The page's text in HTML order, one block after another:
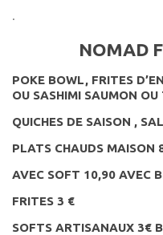
.
NOMAD
POKE BOWL, FRITES
OU SASHIMI SAUMON OU
QUICHES DE SAISON ,
PLATS CHAUDS MAISON
AVEC SOFT 10,90 AVEC
FRITES 3 €
SOFTS ARTISANAUX 3€